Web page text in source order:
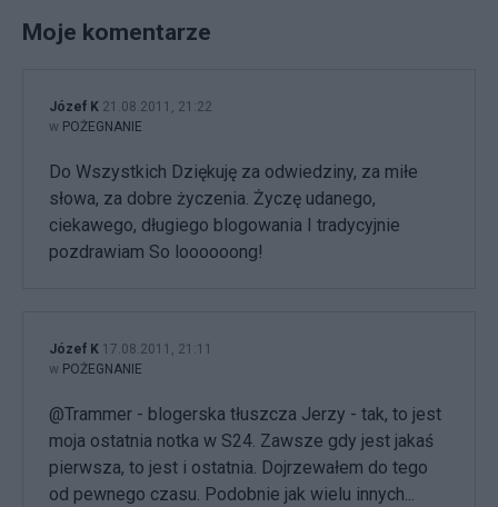
Moje komentarze
Józef K 21.08.2011, 21:22
w POŻEGNANIE
Do Wszystkich Dziękuję za odwiedziny, za miłe
słowa, za dobre życzenia. Życzę udanego,
ciekawego, długiego blogowania I tradycyjnie
pozdrawiam So loooooong!
Józef K 17.08.2011, 21:11
w POŻEGNANIE
@Trammer - blogerska tłuszcza Jerzy - tak, to jest
moja ostatnia notka w S24. Zawsze gdy jest jakaś
pierwsza, to jest i ostatnia. Dojrzewałem do tego
od pewnego czasu. Podobnie jak wielu innych...